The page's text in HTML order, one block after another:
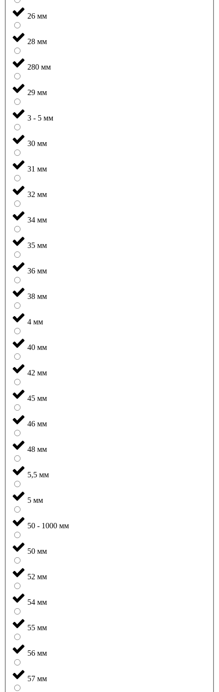
26 мм
28 мм
280 мм
29 мм
3 - 5 мм
30 мм
31 мм
32 мм
34 мм
35 мм
36 мм
38 мм
4 мм
40 мм
42 мм
45 мм
46 мм
48 мм
5,5 мм
5 мм
50 - 1000 мм
50 мм
52 мм
54 мм
55 мм
56 мм
57 мм